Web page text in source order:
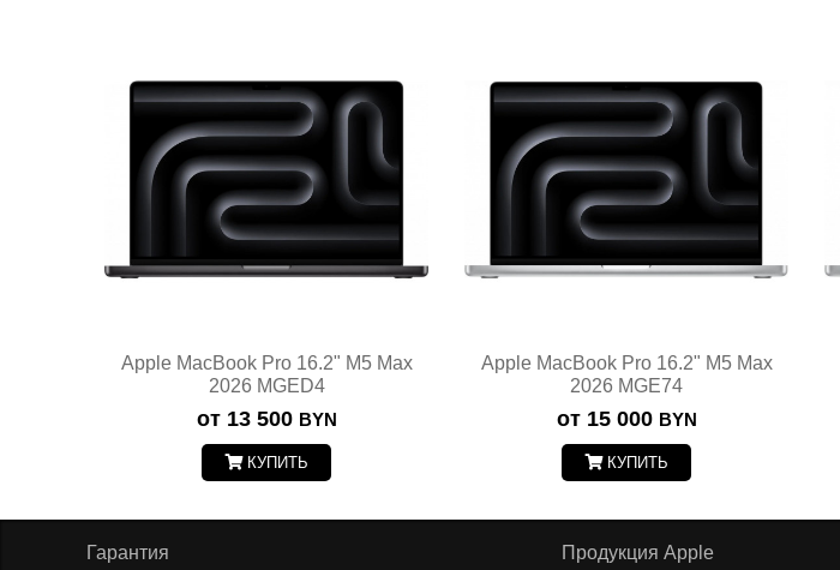
Apple MacBook Pro 16.2" M5 Max
2026 MGED4
от 13 500 BYN
КУПИТЬ
Apple MacBook Pro 16.2" M5 Max
2026 MGE74
от 15 000 BYN
КУПИТЬ
Гарантия Продукция Apple